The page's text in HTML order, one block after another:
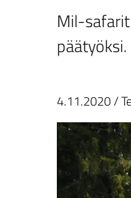
Mil-
päätyöksi.
4.11.2020/